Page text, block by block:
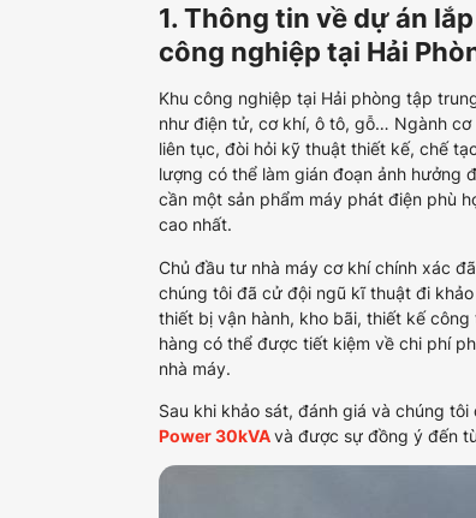
1. Thông tin về dự án
công nghiệp tại Hải
Khu công nghiệp tại Hải phòng tập
như điện tử, cơ khí, ô tô, gỗ… Ngành
liên tục, đòi hỏi kỹ thuật thiết kế, chế
lượng có thể làm gián đoạn ảnh hưởng
cần một sản phẩm máy phát điện phù
cao nhất.
Chủ đầu tư nhà máy cơ khí chính xác
chúng tôi đã cử đội ngũ kĩ thuật đi
thiết bị vận hành, kho bãi, thiết kế
hàng có thể được tiết kiệm về chi phí
nhà máy.
Sau khi khảo sát, đánh giá và chúng
Power 30kVAvà được sự đồng ý đến